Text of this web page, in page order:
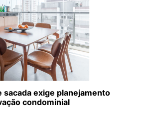
sacada exige planejamento
condominial